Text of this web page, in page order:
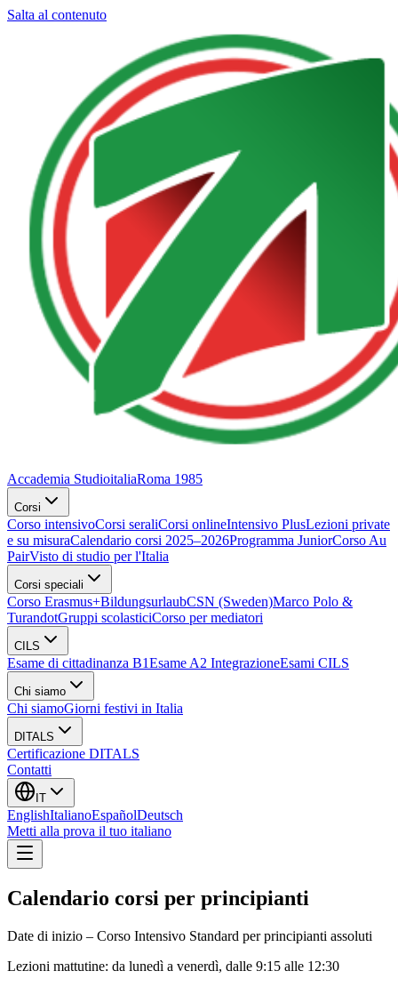
Salta al contenuto
Accademia StudioitaliaRoma 1985
Corsi
Corso intensivoCorsi seraliCorsi onlineIntensivo PlusLezioni private
e su misuraCalendario corsi 2025–2026Programma JuniorCorso Au
PairVisto di studio per l'Italia
Corsi speciali
Corso Erasmus+BildungsurlaubCSN (Sweden)Marco Polo &
TurandotGruppi scolasticiCorso per mediatori
CILS
Esame di cittadinanza B1Esame A2 IntegrazioneEsami CILS
Chi siamo
Chi siamoGiorni festivi in Italia
DITALS
Certificazione DITALS
Contatti
IT
EnglishItalianoEspañolDeutsch
Metti alla prova il tuo italiano
Calendario corsi per principianti
Date di inizio – Corso Intensivo Standard per principianti assoluti
Lezioni mattutine: da lunedì a venerdì, dalle 9:15 alle 12:30